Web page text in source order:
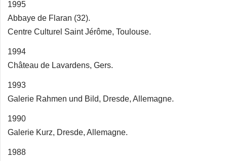
1995
Abbaye de Flaran (32).
Centre Culturel Saint Jérôme, Toulouse.
1994
Château de Lavardens, Gers.
1993
Galerie Rahmen und Bild, Dresde, Allemagne.
1990
Galerie Kurz, Dresde, Allemagne.
1988